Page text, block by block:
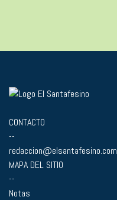
CONTACTO
--
redaccion@elsantafesino.com
MAPA DEL SITIO
--
Notas